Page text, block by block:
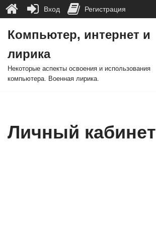
к
содержимому
Компьютер, интернет и
лирика
Некоторые аспекты освоения и использования
компьютера. Военная лирика.
Личный кабинет
Вход Регистрация